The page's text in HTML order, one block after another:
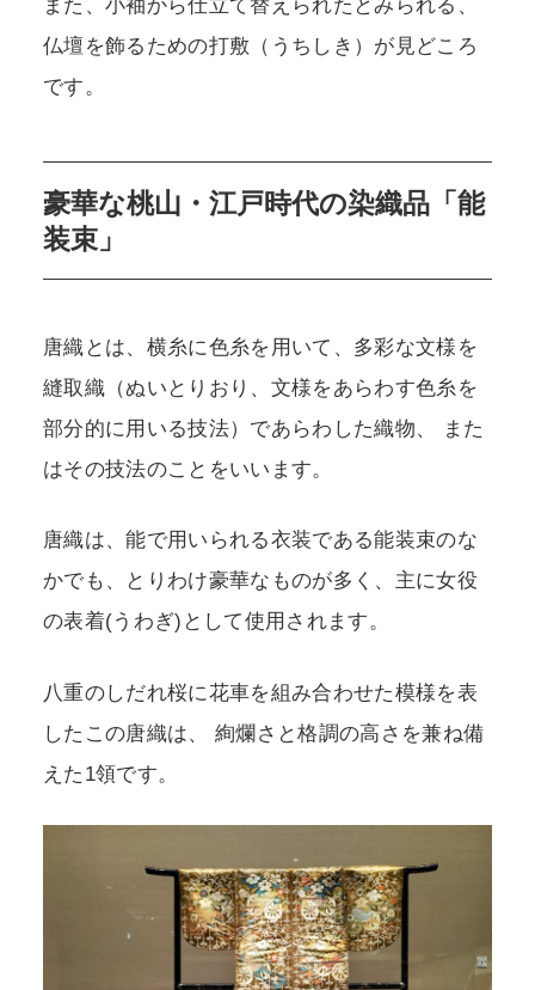
また、小袖から仕立て替えられたとみられる、
仏壇を飾るための打敷（うちしき）が見どころ
です。
豪華な桃山・江戸時代の染織品「能
装束」
唐織とは、横糸に色糸を用いて、多彩な文様を
縫取織（ぬいとりおり、文様をあらわす色糸を
部分的に用いる技法）であらわした織物、 また
はその技法のことをいいます。
唐織は、能で用いられる衣装である能装束のな
かでも、とりわけ豪華なものが多く、主に女役
の表着(うわぎ)として使用されます。
八重のしだれ桜に花車を組み合わせた模様を表
したこの唐織は、 絢爛さと格調の高さを兼ね備
えた1領です。